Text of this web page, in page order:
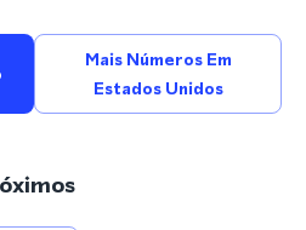
Mais Números Em
Estados Unidos